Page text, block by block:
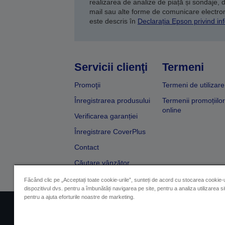
realizarea de analize de piață și sondaje,
mail sau alte forme de comunicare
este descris în Declarația Epson privind
Servicii clienţi
Promoţii
Înregistrarea produsului
Verificarea garanției
Înregistrare CoverPlus
Contact
Căutare vânzător
Termeni
Termeni de utilizare
Termenii promoțiilor
online
Făcând clic pe „Acceptați toate cookie-urile”, sunteți de acord cu stocarea cookie-
dispozitivul dvs. pentru a îmbunătăți navigarea pe site, pentru a analiza utilizarea
pentru a ajuta eforturile noastre de marketing.